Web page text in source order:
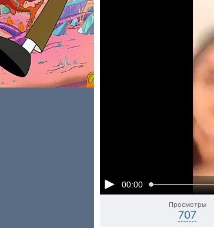
00:00
Просмотры
707